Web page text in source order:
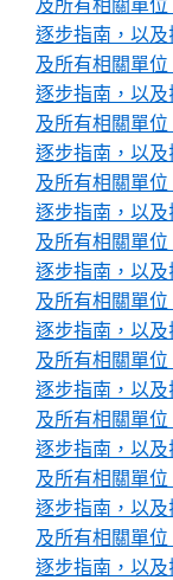
及所有相關單
逐步指南，以
及所有相關單
逐步指南，以
及所有相關單
逐步指南，以
及所有相關單
逐步指南，以
及所有相關單
逐步指南，以
及所有相關單
逐步指南，以及
及所有相關單
逐步指南，以
及所有相關單
逐步指南，以
及所有相關單
逐步指南，以
及所有相關單
逐步指南，以